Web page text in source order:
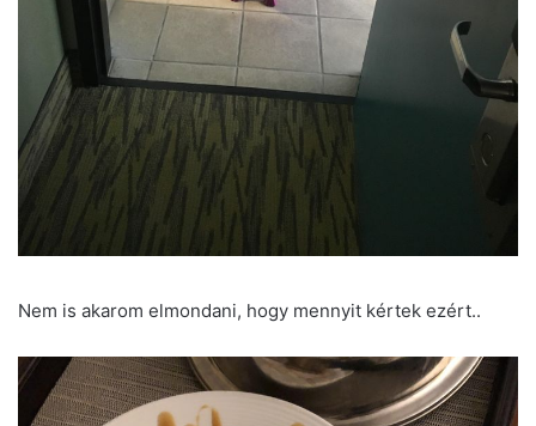
Nem is akarom elmondani, hogy mennyit kértek ezért..